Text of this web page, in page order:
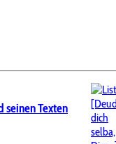
seinen Texten